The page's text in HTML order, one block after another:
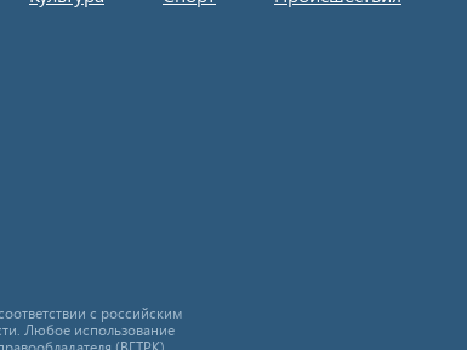
с российским
Любое использование